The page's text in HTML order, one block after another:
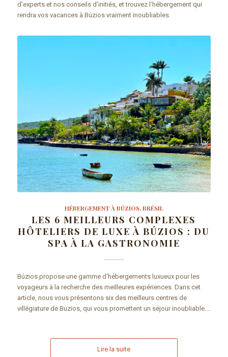
d’experts et nos conseils d’initiés, et trouvez l’hébergement qui
rendra vos vacances à Búzios vraiment inoubliables.
HÉBERGEMENT À BÚZIOS, BRÉSIL
LES 6 MEILLEURS COMPLEXES
HÔTELIERS DE LUXE À BÚZIOS : DU
SPA À LA GASTRONOMIE
Búzios propose une gamme d'hébergements luxueux pour les
voyageurs à la recherche des meilleures expériences. Dans cet
article, nous vous présentons six des meilleurs centres de
villégiature de Buzios, qui vous promettent un séjour inoubliable.…
Lire la suite